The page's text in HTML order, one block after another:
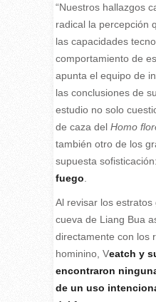
“Nuestros hallazgos
radical la percepción
las capacidades
comportamiento de
apunta el equipo de
las conclusiones de
estudio no solo
de caza del Homo
también otro de los
supuesta
fuego
Al revisar los estratos
cueva de Liang Bua
directamente con los
hominino, Veatch y
encontraron
de un uso